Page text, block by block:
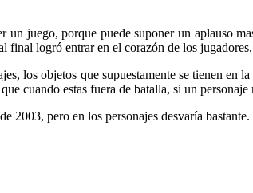
un juego, porque puede suponer un aplauso
final logró entrar en el corazón de los
los objetos que supuestamente se tienen en
cuando estas fuera de batalla, si un personaje
2003, pero en los personajes desvaría bastante.